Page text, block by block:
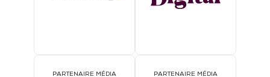
PARTENAIRE MÉDIA PARTENAIRE MÉDIA